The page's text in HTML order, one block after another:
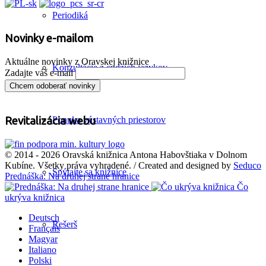
Periodiká
Konzultácie z cudzích jazykov
Ponuka výstavných priestorov
Spýtajte sa knižnice
Rešerš
Novinky e-mailom
Aktuálne novinky z Oravskej knižnice
Zadajte váš e-mail
Revitalizácia webu
© 2014 - 2026 Oravská knižnica Antona Habovštiaka v Dolnom
Kubíne. Všetky práva vyhradené. / Created and designed by Seduco
Prednáška: Na druhej strane hranice
Čo
ukrýva knižnica
Deutsch
Français
Magyar
Italiano
Polski